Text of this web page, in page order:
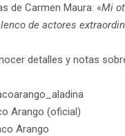
de Carmen Maura: «Mi
de actores
detalles y notas
Arango (oficial)
Arango